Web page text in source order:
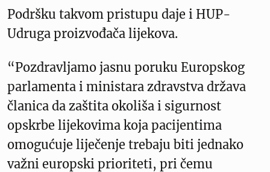
Podršku takvom pristupu daje i HUP-
Udruga proizvođača lijekova.
“Pozdravljamo jasnu poruku Europskog
parlamenta i ministara zdravstva država
članica da zaštita okoliša i sigurnost
opskrbe lijekovima koja pacijentima
omogućuje liječenje trebaju biti jednako
važni europski prioriteti, pri čemu